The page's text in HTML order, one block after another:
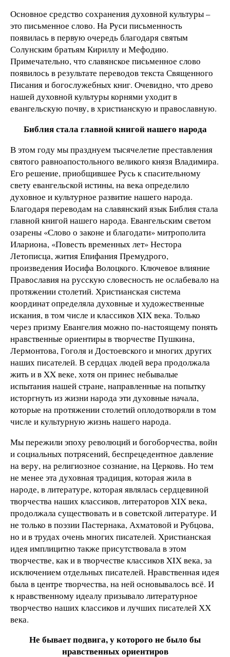
Основное средство сохранения духовной культуры –
это письменное слово. На Руси письменность
появилась в первую очередь благодаря святым
Солунским братьям Кириллу и Мефодию.
Примечательно, что славянское письменное слово
появилось в результате переводов текста Священного
Писания и богослужебных книг. Очевидно, что древо
нашей духовной культуры корнями уходит в
евангельскую почву, в христианскую и православную.
Библия стала главной книгой нашего народа
В этом году мы празднуем тысячелетие преставления
святого равноапостольного великого князя Владимира.
Его решение, приобщившее Русь к спасительному
свету евангельской истины, на века определило
духовное и культурное развитие нашего народа.
Благодаря переводам на славянский язык Библия стала
главной книгой нашего народа. Евангельским светом
озарены «Слово о законе и благодати» митрополита
Илариона, «Повесть временных лет» Нестора
Летописца, жития Епифания Премудрого,
произведения Иосифа Волоцкого. Ключевое влияние
Православия на русскую словесность не ослабевало на
протяжении столетий. Христианская система
координат определяла духовные и художественные
искания, в том числе и классиков XIX века. Только
через призму Евангелия можно по-настоящему понять
нравственные ориентиры в творчестве Пушкина,
Лермонтова, Гоголя и Достоевского и многих других
наших писателей. В сердцах людей вера продолжала
жить и в XX веке, хотя он принес небывалые
испытания нашей стране, направленные на попытку
исторгнуть из жизни народа эти духовные начала,
которые на протяжении столетий оплодотворяли в том
числе и культурную жизнь нашего народа.
Мы пережили эпоху революций и богоборчества, войн
и социальных потрясений, беспрецедентное давление
на веру, на религиозное сознание, на Церковь. Но тем
не менее эта духовная традиция, которая жила в
народе, в литературе, которая являлась сердцевиной
творчества наших классиков, литераторов XIX века,
продолжала существовать и в советской литературе. И
не только в поэзии Пастернака, Ахматовой и Рубцова,
но и в трудах очень многих писателей. Христианская
идея имплицитно также присутствовала в этом
творчестве, как и в творчестве классиков XIX века, за
исключением отдельных писателей. Нравственная идея
была в центре творчества, на ней основывалось всё. И
к нравственному идеалу призывало литературное
творчество наших классиков и лучших писателей ХХ
века.
Не бывает подвига, у которого не было бы
нравственных ориентиров